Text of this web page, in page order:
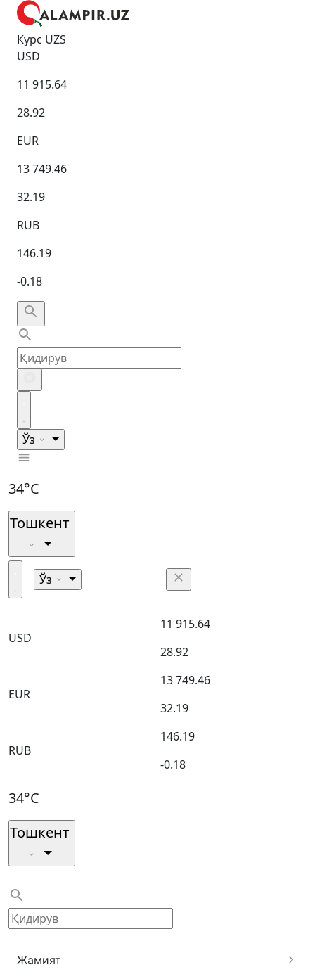
Курс UZS
USD
11 915.64
28.92
EUR
13 749.46
32.19
RUB
146.19
-0.18
Ўз
34°C
Тошкент
Ўз
USD
11 915.64
28.92
EUR
13 749.46
32.19
RUB
146.19
-0.18
34°C
Тошкент
Жамият